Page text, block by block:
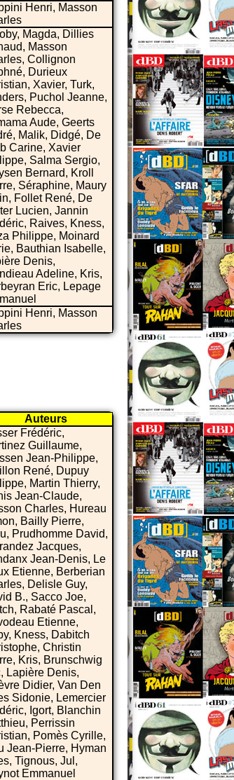
Henri, Masson
Magda, Dillies
Masson
Collignon
Durieux
Xavier, Turk,
Puchol Jeanne,
Rebecca,
Aude, Geerts
Malik, Didgé, De
Carine, Xavier
Salma Sergio,
Bernard, Kroll
Séraphine, Maury
Follet René, De
Lucien, Jannin
Raives, Kness,
Philippe, Moinard
Bauthian Isabelle,
Denis,
Adeline, Kris,
Eric, Lepage
Henri, Masson
Auteurs
Frédéric,
Guillaume,
Jean-Philippe,
René, Dupuy
Martin Thierry,
Jean-Claude,
Charles, Hureau
Bailly Pierre,
Prudhomme David,
Jacques,
Jean-Denis, Le
Etienne, Berberian
Delisle Guy,
B., Sacco Joe,
Rabaté Pascal,
Etienne,
Kness, Dabitch
Christin
Kris, Brunschwig
Lapière Denis,
Didier, Van Den
Sidonie, Lemercier
Igort, Blanchin
Perrissin
Pomès Cyrille,
Jean-Pierre, Hyman
Tignous, Jul,
Emmanuel